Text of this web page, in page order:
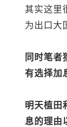
其实这里
为出口大
同时笔者
有选择加
明天植田
息的理由